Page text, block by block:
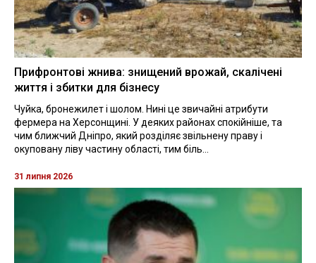
Прифронтові жнива: знищений врожай, скалічені
життя і збитки для бізнесу
Чуйка, бронежилет і шолом. Нині це звичайні атрибути
фермера на Херсонщині. У деяких районах спокійніше, та
чим ближчий Дніпро, який розділяє звільнену праву і
окуповану ліву частину області, тим біль...
31 липня 2026